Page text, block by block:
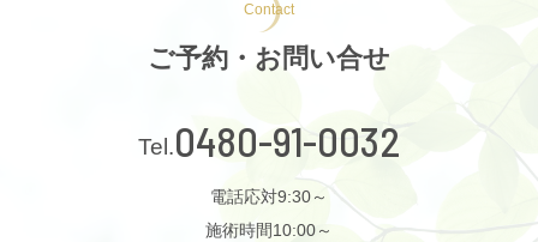
Contact
ご予約・お問い合せ
0480-91-0032
電話応対9:30～
施術時間10:00～